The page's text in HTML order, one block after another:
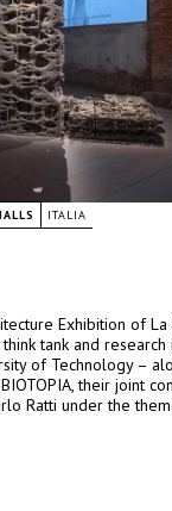
ITALIA
Exhibition of La
tank and
of Technology –
their joint
Ratti under the